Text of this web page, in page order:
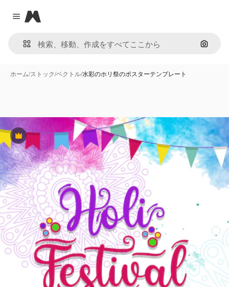
Close menu
Magnific
画像で
ホーム/ストック/ベクトル/水彩のホリ祭のポスターテンプレート
Premium